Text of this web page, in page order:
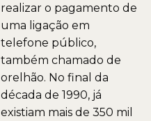
realizar o pagamento de
uma ligação em
telefone público,
também chamado de
orelhão. No final da
década de 1990, já
existiam mais de 350 mil